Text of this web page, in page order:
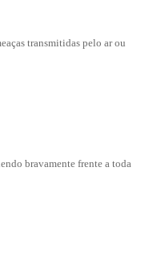
transmitidas pelo ar ou
bravamente frente a toda